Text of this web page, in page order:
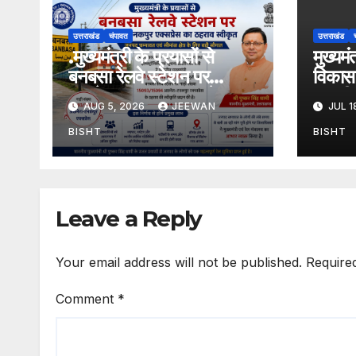
उत्तराखंड चंपावत
.मुख्यमंत्री के प्रयासों से
बनबसा रेलवे स्टेशन पर
अछनेरा-टनकपुर एक्सप्रेस का
ठहराव हुआ स्वीकृत
AUG 5, 2026 JEEWAN
BISHT
उत्तराखंड
मार्ग
JUL
BISHT
Leave a Reply
Your email address will not be published.
Comment *